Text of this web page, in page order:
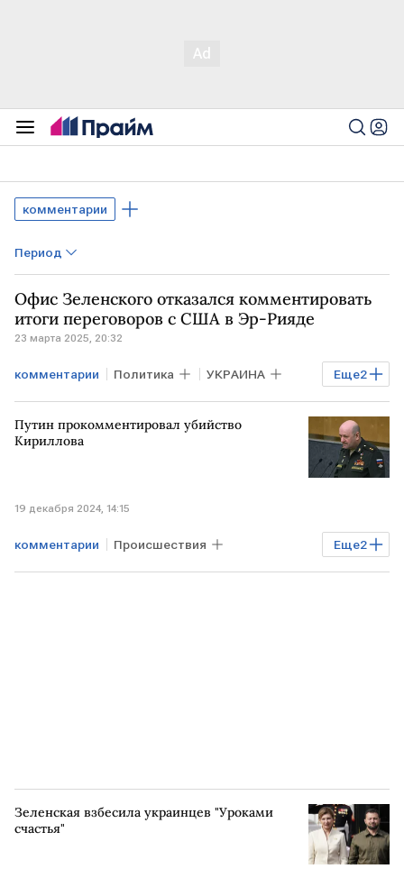
комментарии
Период
Офис Зеленского отказался комментировать
итоги переговоров с США в Эр-Рияде
23 марта 2025, 20:32
Еще2
комментарии Политика УКРАИНА
США переговоры
Путин прокомментировал убийство
Кириллова
19 декабря 2024, 14:15
Еще2
комментарии Происшествия
Владимир Путин теракт
Зеленская взбесила украинцев "Уроками
счастья"